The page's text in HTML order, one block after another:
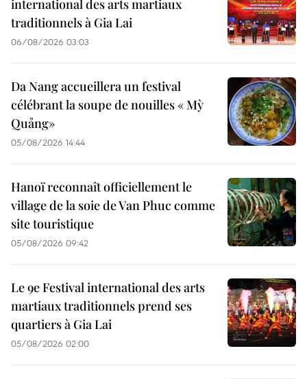
international des arts martiaux
traditionnels à Gia Lai
06/08/2026 03:03
Da Nang accueillera un festival
célébrant la soupe de nouilles « Mỳ
Quảng»
05/08/2026 14:44
Hanoï reconnaît officiellement le
village de la soie de Van Phuc comme
site touristique
05/08/2026 09:42
Le 9e Festival international des arts
martiaux traditionnels prend ses
quartiers à Gia Lai
05/08/2026 02:00